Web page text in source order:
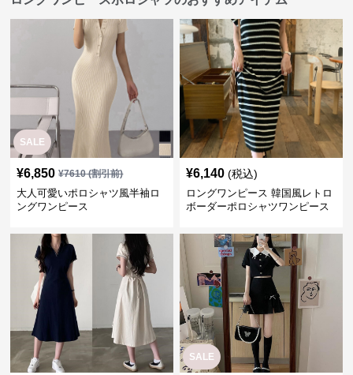
SALE
¥6,850 ¥7610(割引前)
大人可愛いポロシャツ風半袖ロ
ングワンピース
¥6,140 (税込)
ロングワンピース 韓国風レトロ
ボーダーポロシャツワンピース
SALE